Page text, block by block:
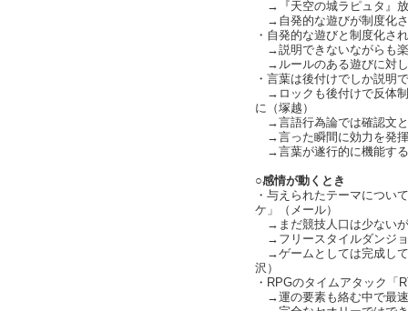
→『天空の城ラピュタ』放
→自発的な遊びが制度化さ
・自発的な遊びと制度化さ
→説明できないながらも楽
→ルールのある遊びに対し
・言葉は後付けでしか説明
→ロックも後付けで反体制
に（塚越）
→言語行為論では確認文と
→言った瞬間に効力を発
→言葉が遂行的に機能する
○感情が動くとき
・与えられたテーマについ
ケ」（メール）
→まだ競技人口は少ない
→フリースタイルダンジョ
→ゲームとしては完成して
沢）
・RPGのタイムアタック「
→運の要素も絡む中で最